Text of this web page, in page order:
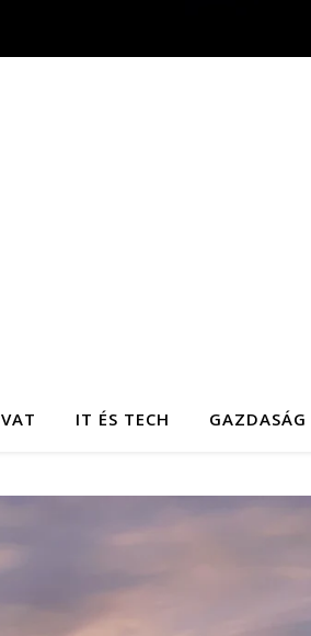
IT ÉS TECH GAZDASÁG